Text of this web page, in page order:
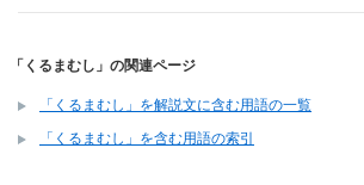
「くるまむし」の関連ページ
「くるまむし」を解説文に含む用語の一覧
「くるまむし」を含む用語の索引